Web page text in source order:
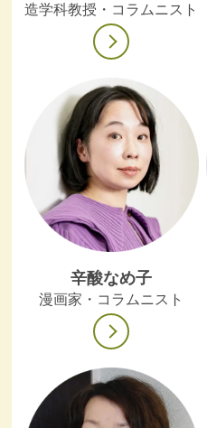
造学科教授・コラムニスト
辛酸なめ子
漫画家・コラムニスト